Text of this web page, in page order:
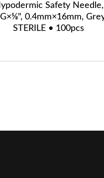
Safety Needle,
0.4mm×16mm,
STERILE • 100pcs